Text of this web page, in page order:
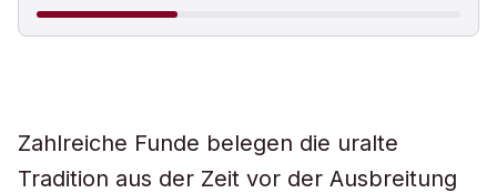
Zahlreiche Funde belegen die uralte
Tradition aus der Zeit vor der Ausbreitung